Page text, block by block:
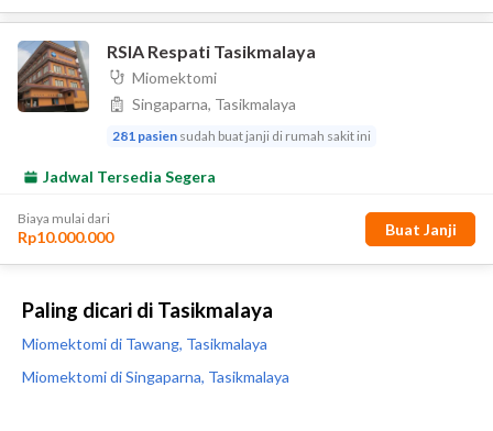
Paling dicari di Tasikmalaya
Miomektomi di Tawang, Tasikmalaya
Miomektomi di Singaparna, Tasikmalaya